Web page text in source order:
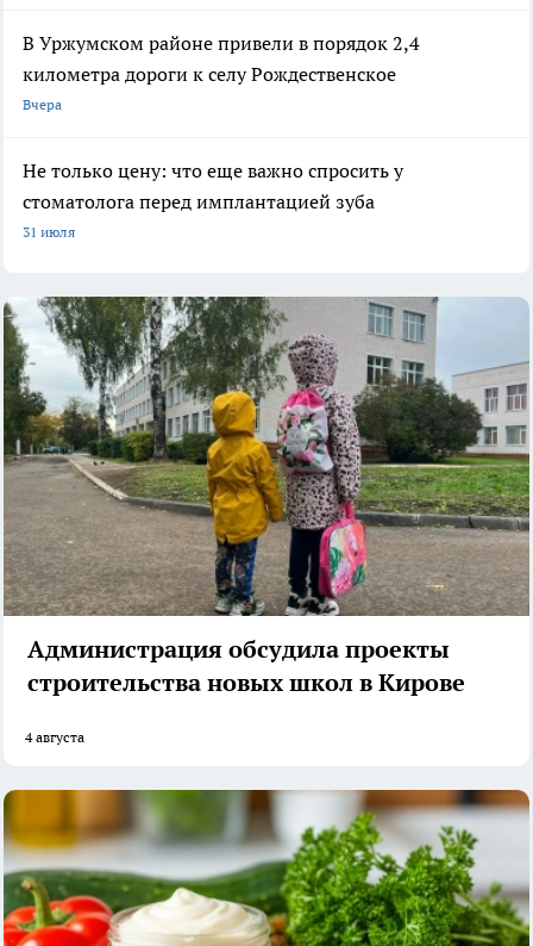
В Уржумском районе привели в порядок 2,4
километра дороги к селу Рождественское
Вчера
Не только цену: что еще важно спросить у
стоматолога перед имплантацией зуба
31 июля
Администрация обсудила проекты
строительства новых школ в Кирове
4 августа